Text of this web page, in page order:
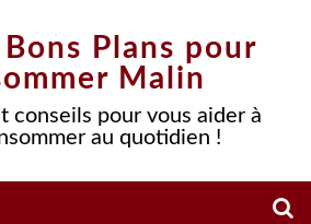
Plans pour
Malin
conseils pour vous aider à
au quotidien !